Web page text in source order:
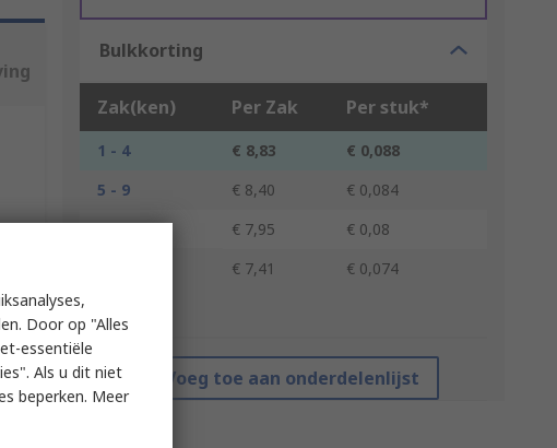
Bulkkorting
Zak(ken) Per Zak Per stuk*
1 - 4 € 8,83
€ 0,088
5 - 9
€ 8,40
€ 0,084
10 - 29
€ 7,95
€ 0,08
€ 7,41 € 0,074
*prijsindicatie
Voeg toe aan onderdelenlijst
Door op "Alles
essentiële
Als u dit niet
beperken. Meer